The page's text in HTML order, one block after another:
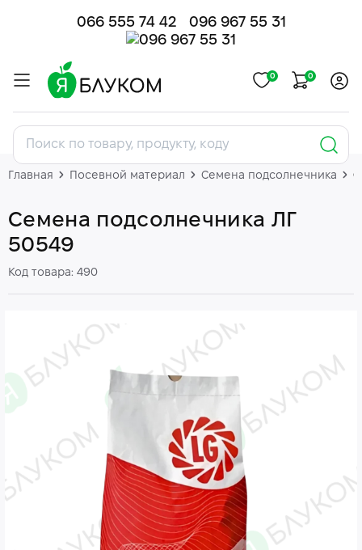
066 555 74 42 096 967 55 31
0 0
Главная Посевной материал Семена подсолнечника
Семена подсолнечника ЛГ
50549
Код товара: 490